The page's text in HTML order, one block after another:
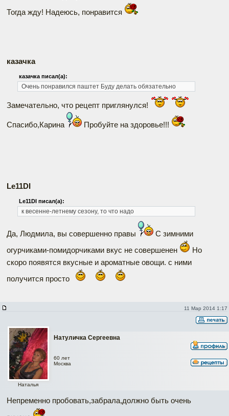
Тогда жду! Надеюсь, понравится
казачка
казачка писал(а):
Очень понравился паштет Буду делать обязательно
Замечательно, что рецепт приглянулся!
Спасибо,Карина Пробуйте на здоровье!!!
Le11DI
Le11DI писал(а):
к весенне-летнему сезону, то что надо
Да, Людмила, вы совершенно правы
С зимними
огурчиками-помидорчиками вкус не совершенен
Но
скоро появятся вкусные и ароматные овощи. с ними
получится просто
11 Мар 2014 1:17
Натуличка Сергеевна
Наталья
60 лет
Москва
Непременно пробовать,забрала,должно быть очень